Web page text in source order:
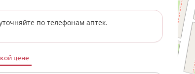
по телефонам аптек.
цене